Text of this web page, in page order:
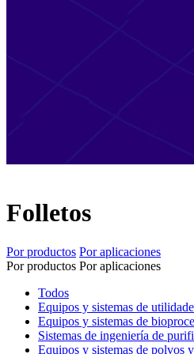
Folletos
Por productos Por aplicaciones
Por productos Por aplicaciones
Todos
Equipos y sistemas de
Equipos y sistemas de
Sistemas de ingeniería de
Equipos y sistemas de polvos